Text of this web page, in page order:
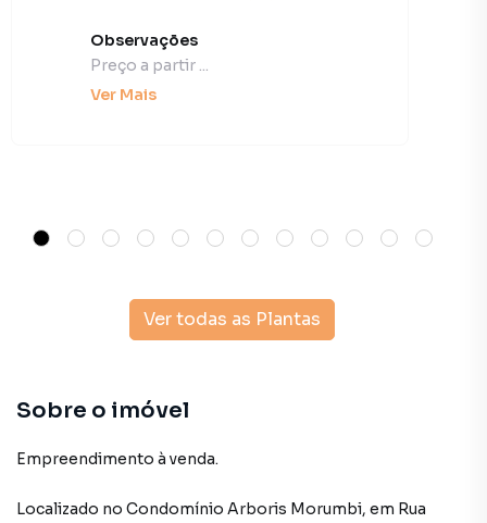
Observações
Preço a partir ...
Ver Mais
Ver todas as Plantas
Sobre o imóvel
Empreendimento à venda.
Localizado no Condomínio Arboris Morumbi, em Rua